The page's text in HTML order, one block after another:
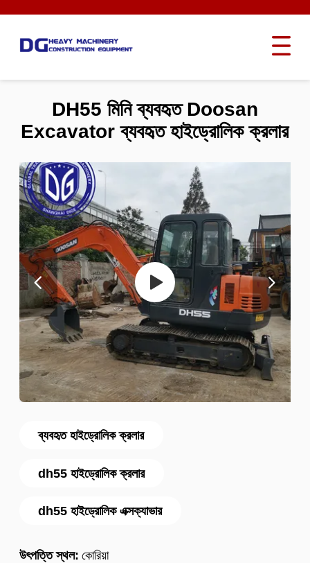
ব্যবহৃত হাইড্রোলিক ক্রলার
dh55 হাইড্রোলিক ক্রলার
dh55 হাইড্রোলিক এক্সক্যাভার
উৎপত্তি স্থল: কোরিয়া
DH55 মিনি ব্যবহৃত Doosan
Excavator ব্যবহৃত হাইড্রোলিক ক্রলার